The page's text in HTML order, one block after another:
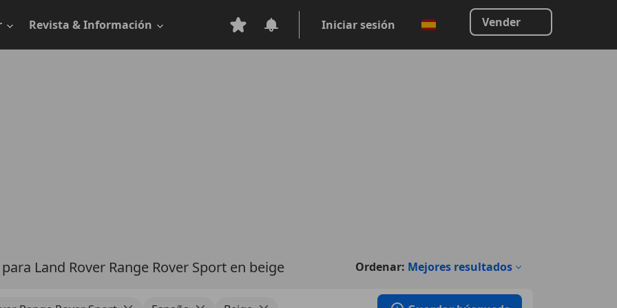
Revista & Información Iniciar sesión Vender
para Land Rover Range Rover Sport en beige Ordenar: Mejores resultados